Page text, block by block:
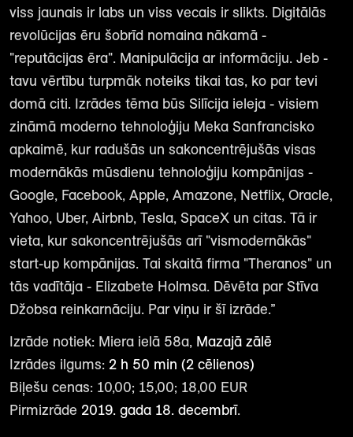
viss jaunais ir labs un viss vecais ir slikts. Digitālās
revolūcijas ēru šobrīd nomaina nākamā -
"reputācijas ēra". Manipulācija ar informāciju. Jeb -
tavu vērtību turpmāk noteiks tikai tas, ko par tevi
domā citi. Izrādes tēma būs Silīcija ieleja - visiem
zināmā moderno tehnoloģiju Meka Sanfrancisko
apkaimē, kur radušās un sakoncentrējušās visas
modernākās mūsdienu tehnoloģiju kompānijas -
Google, Facebook, Apple, Amazone, Netflix, Oracle,
Yahoo, Uber, Airbnb, Tesla, SpaceX un citas. Tā ir
vieta, kur sakoncentrējušās arī "vismodernākās"
start-up kompānijas. Tai skaitā firma "Theranos" un
tās vadītāja - Elizabete Holmsa. Dēvēta par Stīva
Džobsa reinkarnāciju. Par viņu ir šī izrāde.”
Izrāde notiek: Miera ielā 58a, Mazajā zālē
Izrādes ilgums: 2 h 50 min (2 cēlienos)
Biļešu cenas: 10,00; 15,00; 18,00 EUR
Pirmizrāde 2019. gada 18. decembrī.